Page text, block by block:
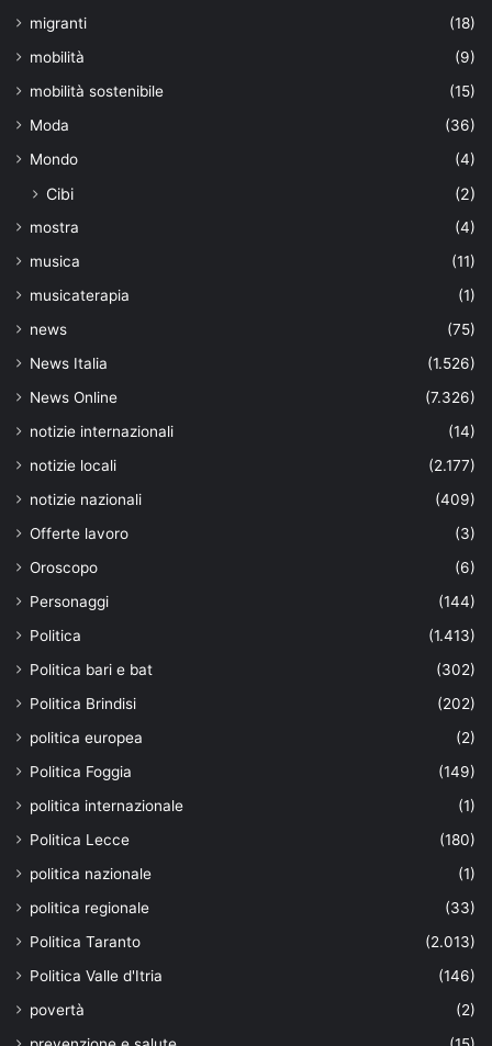
migranti
(18)
mobilità
(9)
mobilità sostenibile
(15)
Moda
(36)
Mondo
(4)
Cibi (2)
mostra
(4)
musica
(11)
musicaterapia
(1)
news
(75)
News Italia
(1.526)
News Online
(7.326)
notizie internazionali
(14)
notizie locali
(2.177)
notizie nazionali
(409)
Offerte lavoro
(3)
Oroscopo
(6)
Personaggi
(144)
Politica
(1.413)
Politica bari e bat
(302)
Politica Brindisi
(202)
politica europea
(2)
Politica Foggia
(149)
politica internazionale
(1)
Politica Lecce
(180)
politica nazionale
(1)
politica regionale
(33)
Politica Taranto
(2.013)
Politica Valle d'Itria
(146)
povertà
(2)